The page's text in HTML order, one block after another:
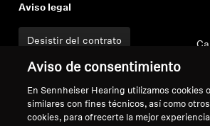
Piezas y accesorios auditivos originales
Barras de sonido
Aviso legal
Desistir del contrato
Política de privacidad global
de venta online a consumidores
Política de divulgación
Aviso de consentimiento
En Sennheiser Hearing utilizamos cookies
similares con fines técnicos, así como
cookies, para ofrecerte la mejor
Se requiere iniciar sesión
Inicie sesión en su cuenta para